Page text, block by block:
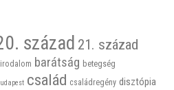
század 21. század
barátság betegség
család családregény disztópia